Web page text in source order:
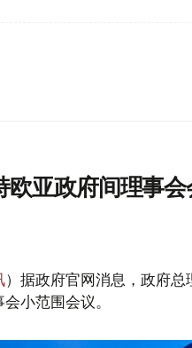
欧亚政府间理事
）据政府官网消息，政府
小范围会议。